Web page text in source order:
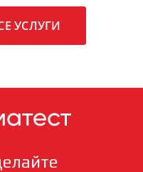
УСЛУГИ